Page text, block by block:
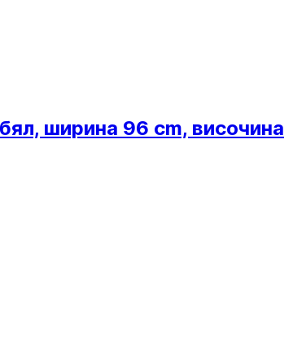
ширина 96 cm, височина